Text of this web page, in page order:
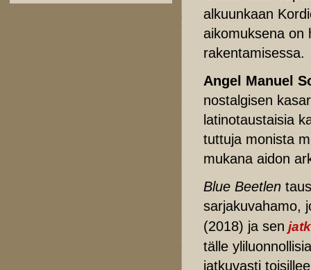
alkuunkaan
aikomuksena on
rakentamisessa.
Angel Manuel
nostalgisen
latinotaustaisia
tuttuja monista
mukana aidon
Blue Beetlen
sarjakuvahamo,
(2018) ja sen
tälle
jatkuvasti